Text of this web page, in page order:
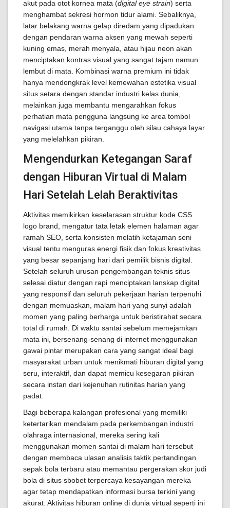
akut pada otot kornea mata (digital eye strain) serta
menghambat sekresi hormon tidur alami. Sebaliknya,
latar belakang warna gelap diredam yang dipadukan
dengan pendaran warna aksen yang mewah seperti
kuning emas, merah menyala, atau hijau neon akan
menciptakan kontras visual yang sangat tajam namun
lembut di mata. Kombinasi warna premium ini tidak
hanya mendongkrak level kemewahan estetika visual
situs setara dengan standar industri kelas dunia,
melainkan juga membantu mengarahkan fokus
perhatian mata pengguna langsung ke area tombol
navigasi utama tanpa terganggu oleh silau cahaya layar
yang melelahkan pikiran.
Mengendurkan Ketegangan Saraf
dengan Hiburan Virtual di Malam
Hari Setelah Lelah Beraktivitas
Aktivitas memikirkan keselarasan struktur kode CSS
logo brand, mengatur tata letak elemen halaman agar
ramah SEO, serta konsisten melatih ketajaman seni
visual tentu menguras energi fisik dan fokus kreativitas
yang besar sepanjang hari dari pemilik bisnis digital.
Setelah seluruh urusan pengembangan teknis situs
selesai diatur dengan rapi menciptakan lanskap digital
yang responsif dan seluruh pekerjaan harian terpenuhi
dengan memuaskan, malam hari yang sunyi adalah
momen yang paling berharga untuk beristirahat secara
total di rumah. Di waktu santai sebelum memejamkan
mata ini, bersenang-senang di internet menggunakan
gawai pintar merupakan cara yang sangat ideal bagi
masyarakat urban untuk menikmati hiburan digital yang
seru, interaktif, dan dapat memicu kesegaran pikiran
secara instan dari kejenuhan rutinitas harian yang
padat.
Bagi beberapa kalangan profesional yang memiliki
ketertarikan mendalam pada perkembangan industri
olahraga internasional, mereka sering kali
menggunakan momen santai di malam hari tersebut
dengan membaca ulasan analisis taktik pertandingan
sepak bola terbaru atau memantau pergerakan skor judi
bola di situs sbobet terpercaya kesayangan mereka
agar tetap mendapatkan informasi bursa terkini yang
akurat. Aktivitas hiburan online di dunia virtual seperti ini